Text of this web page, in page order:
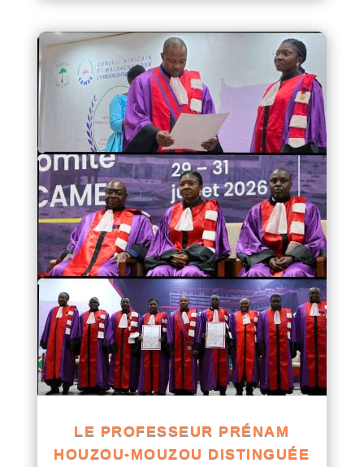
LE PROFESSEUR PRÉNAM
HOUZOU-MOUZOU DISTINGUÉE